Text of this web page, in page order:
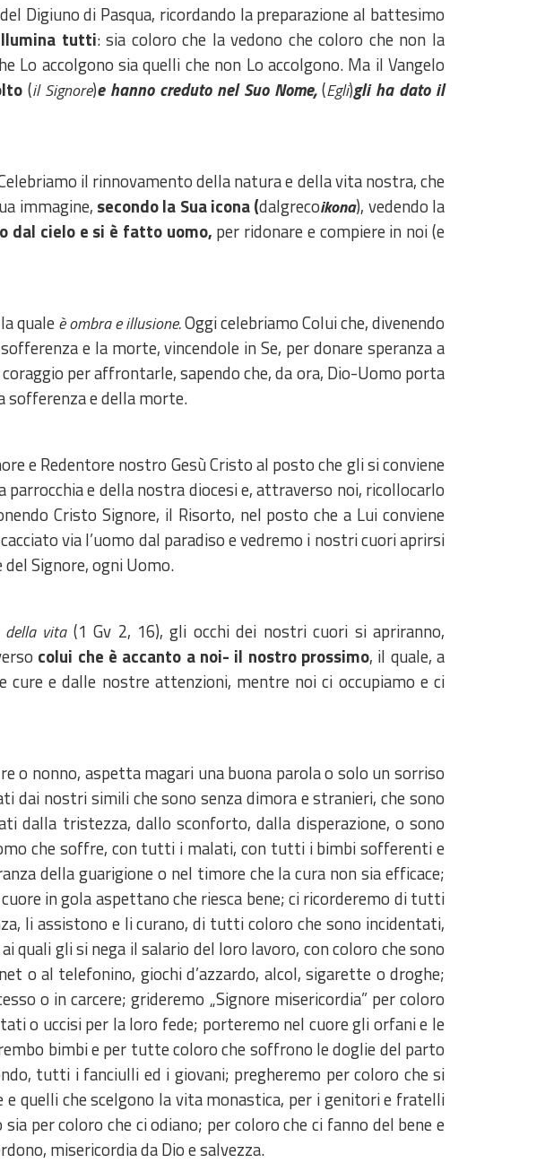
Digiuno di Pasqua, ricordando la preparazione al battesimo
tutti: sia coloro che la vedono che coloro che non la
Lo accolgono sia quelli che non Lo accolgono. Ma il Vangelo
(il Signore)e hanno creduto nel Suo Nome,(Egli)gli ha dato il
il rinnovamento della natura e della vita nostra, che
immagine, secondo la Sua icona (dalgrecoikona), vedendo la
dal cielo e si è fatto uomo, per ridonare e compiere in noi (e
la qualeèombra e illusione.Oggi celebriamo Colui che, divenendo
e la morte, vincendole in Se, per donare speranza a
per affrontarle, sapendo che, da ora, Dio-Uomo porta
sofferenza e della morte.
e Redentore nostro Gesù Cristo al posto che gli si conviene
e della nostra diocesi e, attraverso noi, ricollocarlo
Cristo Signore, il Risorto, nel posto che a Lui conviene
via l’uomo dal paradiso e vedremo i nostri cuori aprirsi
Signore, ogni Uomo.
della vita (1 Gv 2, 16), gli occhi dei nostri cuori si apriranno,
colui che è accanto a noi- il nostro prossimo, il quale, a
e dalle nostre attenzioni, mentre noi ci occupiamo e ci
o nonno, aspetta magari una buona parola o solo un sorriso
dai nostri simili che sono senza dimora e stranieri, che sono
dalla tristezza, dallo sconforto, dalla disperazione, o sono
che soffre, con tutti i malati, con tutti i bimbi sofferenti e
della guarigione o nel timore che la cura non sia efficace;
in gola aspettano che riesca bene; ci ricorderemo di tutti
li assistono e li curano, di tutti coloro che sono incidentati,
gli si nega il salario del loro lavoro, con coloro che sono
o al telefonino, giochi d’azzardo, alcol, sigarette o droghe;
o in carcere; grideremo „Signore misericordia” per coloro
o uccisi per la loro fede; porteremo nel cuore gli orfani e le
bimbi e per tutte coloro che soffrono le doglie del parto
tutti i fanciulli ed i giovani; pregheremo per coloro che si
quelli che scelgono la vita monastica, per i genitori e fratelli
per coloro che ci odiano; per coloro che ci fanno del bene e
misericordia da Dio e salvezza.